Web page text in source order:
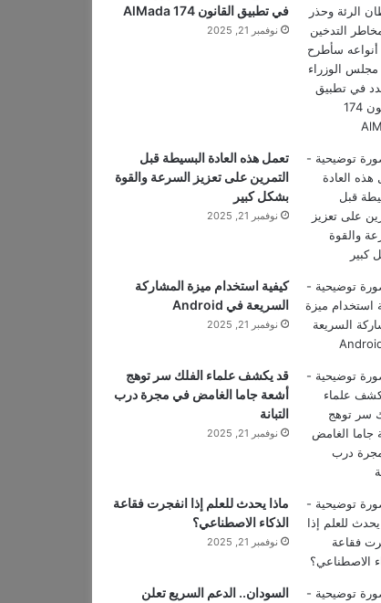
في تطبيق القانون 174 AlMada
نوفمبر 21, 2025
تعمل هذه العادة البسيطة قبل
التمرين على تعزيز السرعة والقوة
بشكل كبير
نوفمبر 21, 2025
كيفية استخدام ميزة المشاركة
السريعة في Android
نوفمبر 21, 2025
قد يكشف علماء الفلك سر توهج
أشعة جاما الغامض في مجرة ​​درب
التبانة
نوفمبر 21, 2025
ماذا يحدث للعلم إذا انفجرت فقاعة
الذكاء الاصطناعي؟
نوفمبر 21, 2025
السودان.. الدعم السريع تعلن